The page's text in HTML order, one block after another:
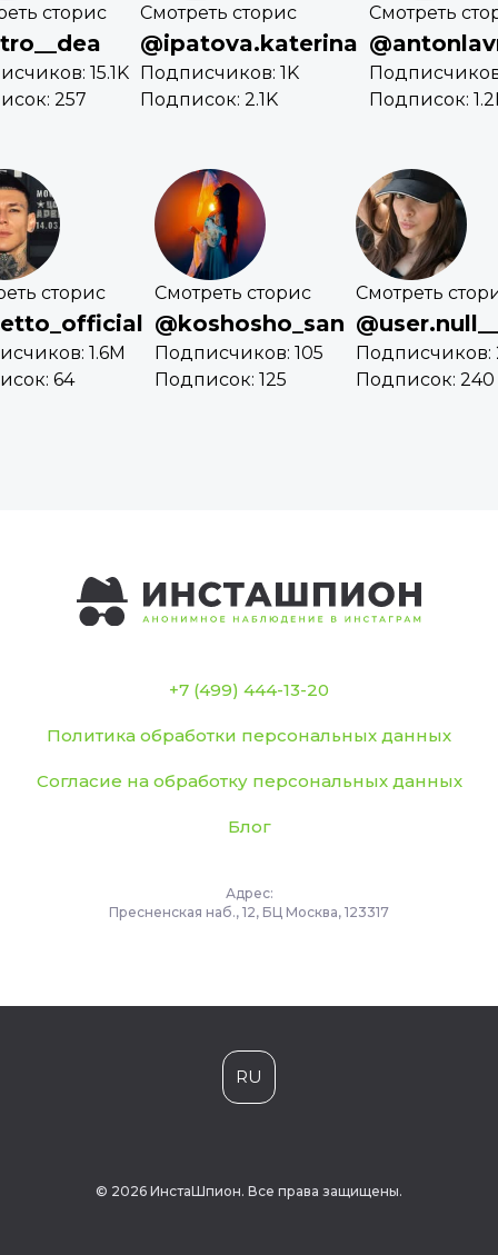
сторис
15.1K
257
Смотреть сторис
@ipatova.katerina
Подписчиков: 1K
Подписок: 2.1K
Смотреть
Подписок:
сторис
1.6M
64
Смотреть сторис
@koshosho_san
Подписчиков: 105
Подписок: 125
Смотреть
Подписчиков:
Подписок: 240
+7 (499) 444-13-20
Политика обработки персональных данных
Согласие на обработку персональных данных
Блог
Адрес:
Пресненская наб., 12, БЦ Москва, 123317
RU
© 2026 ИнстаШпион. Все права защищены.